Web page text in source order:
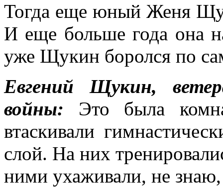
Тогда еще юный Женя
И еще больше года она
уже Щукин боролся по
Евгений Щукин,
войны: Это была
втаскивали
слой. На них
ними ухаживали, не